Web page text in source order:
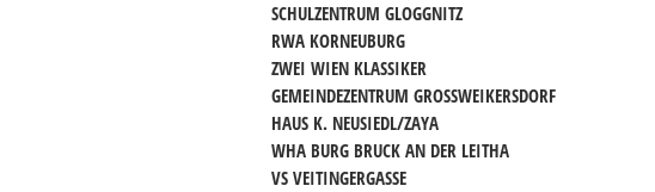
SCHULZENTRUM GLOGGNITZ
RWA KORNEUBURG
ZWEI WIEN KLASSIKER
GEMEINDEZENTRUM GROSSWEIKERSDORF
HAUS K. NEUSIEDL/ZAYA
WHA BURG BRUCK AN DER LEITHA
VS VEITINGERGASSE